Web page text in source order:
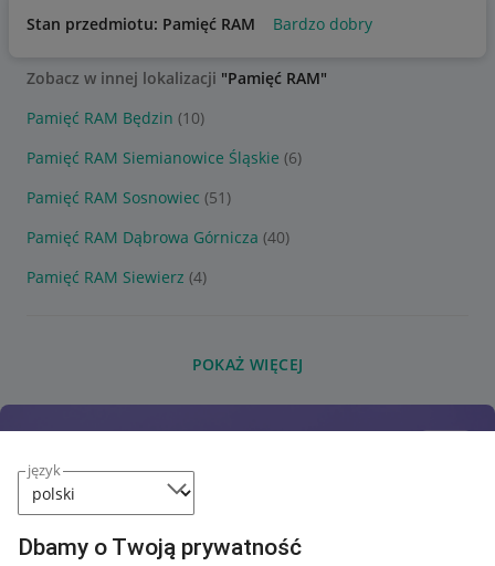
język
Dbamy o Twoją prywatność
Stan przedmiotu: Pamięć RAM Bardzo dobry
Zobacz w innej lokalizacji "Pamięć RAM"
Pamięć RAM Będzin (10)
Pamięć RAM Siemianowice Śląskie (6)
Pamięć RAM Sosnowiec (51)
Pamięć RAM Dąbrowa Górnicza (40)
Pamięć RAM Siewierz (4)
POKAŻ WIĘCEJ